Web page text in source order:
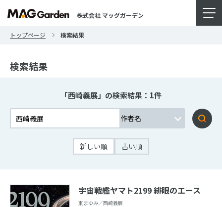
株式会社 マッグガーデン
トップページ 検索結果
検索結果
「西崎義展」の検索結果：1件
新しい順 古い順
宇宙戦艦ヤマト2199 緋眼のエース
東まゆみ／西崎義展